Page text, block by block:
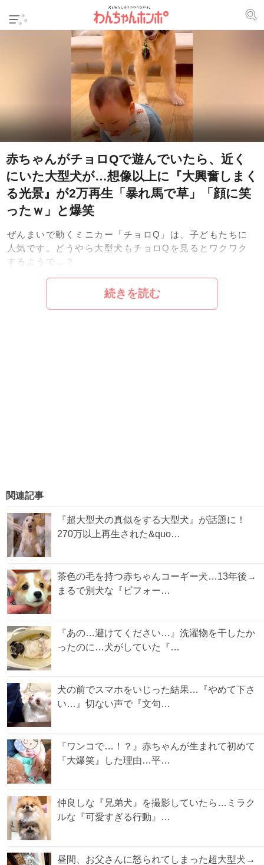
赤ちゃんがチョロQで遊んでいたら、近く
にいた大型犬が…想像以上に『大興奮しまく
る光景』が2万再生「暴れ馬で草」「顔に笑
ったｗ」と爆笑
ぜんまいで動くミニカー「チョロQ」は、子どもたちに
人気です。どうやら大型犬もチョロQを見るとワクワク
するようで…？
続きを読む
関連記事
『超大型犬の真似をする大型犬』が話題に！
270万以上再生された&quo…
茶色の毛を持つ赤ちゃんコーギー犬…13年後→
まるで別犬な『ビフォー…
『あの…避けてください…』洗濯物を干したか
ったのに…犬がしていた『…
犬の前でスマホをいじった結果…『やめて下さ
い…』切ない声で『文句…
『ワンコで…！？』赤ちゃんが生まれて初めて
『大爆笑』した理由…平…
仲良しな『兄弟犬』を撮影していたら…ミラク
ルな『可愛すぎる行動』…
昼間、お父さんに怒られてしまった超大型犬→